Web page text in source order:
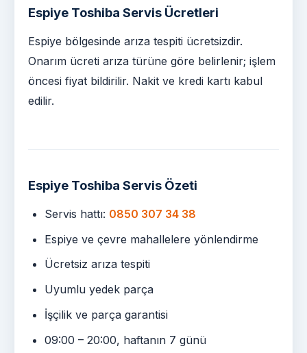
Espiye Toshiba Servis Ücretleri
Espiye bölgesinde arıza tespiti ücretsizdir.
Onarım ücreti arıza türüne göre belirlenir; işlem
öncesi fiyat bildirilir. Nakit ve kredi kartı kabul
edilir.
Espiye Toshiba Servis Özeti
Servis hattı: 0850 307 34 38
Espiye ve çevre mahallelere yönlendirme
Ücretsiz arıza tespiti
Uyumlu yedek parça
İşçilik ve parça garantisi
09:00 – 20:00, haftanın 7 günü